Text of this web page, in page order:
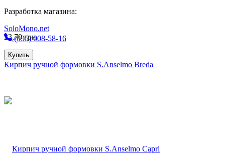
23,70грн
Купить
Кирпич ручной формовки S.Anselmo Breda
Разработка магазина:
SoloMono.net
(095) 008-58-16